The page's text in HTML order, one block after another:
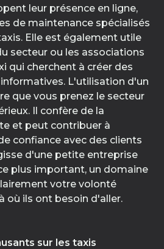
leur présence en ligne,
de maintenance spécialisés
Elle est également utile
secteur ou les associations
qui cherchent à créer des
L'utilisation d'un
que vous prenez le secteur
Il confère de la
et peut contribuer à
confiance avec des clients
d'une petite entreprise
plus important, un domaine
votre volonté
où ils ont besoin d'aller.
sur les taxis